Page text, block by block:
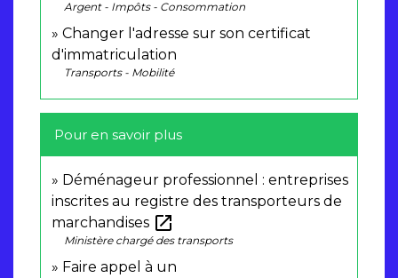
Argent - Impôts - Consommation
Changer l'adresse sur son certificat
d'immatriculation
Transports - Mobilité
Pour en savoir plus
Déménageur professionnel : entreprises
inscrites au registre des transporteurs de
marchandises open_in_new
Ministère chargé des transports
Faire appel à un